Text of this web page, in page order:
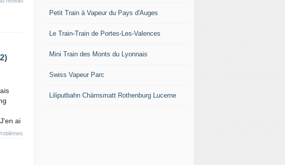
ai
Petit Train à Vapeur du Pays d'Auges
Le Train-Train de Portes-Les-Valences
Mini Train des Monts du Lyonnais
Swiss Vapeur Parc
Liliputbahn Chärnsmatt Rothenburg Lucerne